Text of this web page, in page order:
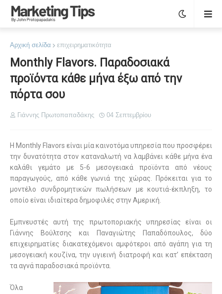
Αρχική σελίδα επιχειρηματικότητα
Monthly Flavors. Παραδοσιακά
προϊόντα κάθε μήνα έξω από την
πόρτα σου
Γιάννης Πρωτοπαπαδάκης 04 Σεπτεμβρίου
Η Monthly Flavors είναι μία καινοτόμα υπηρεσία που προσφέρει
την δυνατότητα στον καταναλωτή να λαμβάνει κάθε μήνα ένα
καλάθι γεμάτο με 5-6 μεσογειακά προϊόντα από νέους
παραγωγούς, από κάθε γωνιά της χώρας. Πρόκειται για το
μοντέλο συνδρομητικών πωλήσεων με κουτιά-έκπληξη, το
οποίο είναι ιδιαίτερα δημοφιλές στην Αμερική.
Εμπνευστές αυτή της πρωτοποριακής υπηρεσίας είναι οι
Γιάννης Βούλτσης και Παναγιώτης Παπαδόπουλος, δύο
επιχειρηματίες διακατεχόμενοι αμφότεροι από αγάπη για τη
μεσογειακή κουζίνα, την υγιεινή διατροφή και κατ’ επέκταση
τα αγνά παραδοσιακά προϊόντα.
Όλα